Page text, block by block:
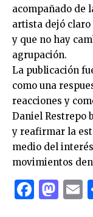
acompañado de
artista dejó claro
y que no hay
agrupación.
La publicación
como una
reacciones y
Daniel Restrepo
y reafirmar la
medio del
movimientos